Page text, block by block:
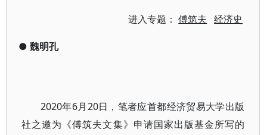
进入专题：傅筑夫 经济史
● 魏明孔
2020年6月20日，笔者应首都经济贸易大学出版
社之邀为《傅筑夫文集》申请国家出版基金所写的